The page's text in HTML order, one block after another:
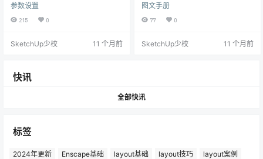
位置可以切换修改吗？
终请以丁老师和严老师说的为准。
参数设置
215 0
SketchUp少校 11 个月前
终请以丁老师和严老师说的为准。
图文手册
77 0
SketchUp少校 11 个月前
快讯
全部快讯
标签
2024年更新 Enscape基础 layout基础 layout技巧
layout案例